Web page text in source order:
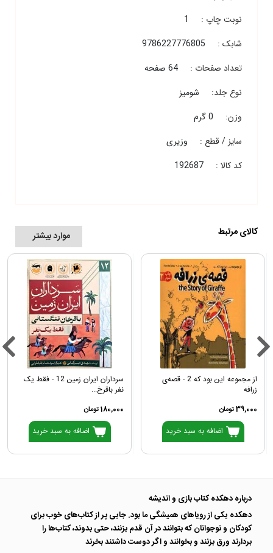
نوبت چاپ : 1
شابک : 9786227776805
تعداد صفحات : 64 صفحه
نوع جلد: شومیز
وزن: 0 گرم
سایز / قطع : وزیری
کد کالا : 192687
کالای مرتبط موارد بیشتر
از مجموعه این بود که 2 - قصه‌ی
زرافه
39,000 تومان
اضافه به سبد خرید
سرداران ایران زمین 12 - فقط یک
نفر باقرخ...
180,000 تومان
اضافه به سبد خرید
درباره دهکده کتاب بازی و اندیشه
دهکده یکی از رویاهای همیشگی ما بود. جایی پر از کتاب‌های خوب برای
کودکان و نوجوانان که بتوانند در آن قدم بزنند، حتی بدوند، کتاب‌ها را
بردارند ورق بزنند و بخوانند و اگر دوست داشتند بخرند